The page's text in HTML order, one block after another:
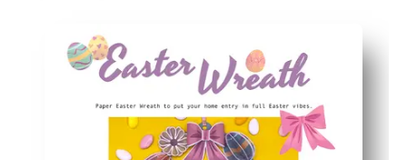
Ingen forberedelse og klar på få minutter - du skal
Engagerer børn med praktisk håndværk, der bygger
Fleksibel til hjemmet, klassen eller fester - hæng på
Lavt rod og budgetvenlig - bruger basale forsyninger,